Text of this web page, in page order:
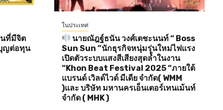
ที่มีจิต
ญต่อทุน
ในประเทศ
นายณัฎฐ์ธนัน วงศ์เตชะนนท์ “ Boss
Sun Sun ”นักธุรกิจหนุ่มรุ่นใหม่ไฟแรง
เปิดตัวระบบแสงสีเสียงสุดล้ำในงาน
“Khon Beat Festival 2025 “ภายใต้
แบรนด์ เวิลด์ไวด์ มีเดีย จำกัด( WMM
)และ บริษัท มหานครเอ็นเตอร์เทนเม้นท์
จำกัด ( MHK )